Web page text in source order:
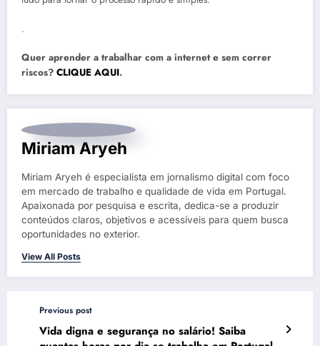
.
Quer aprender a trabalhar com a internet e sem correr
riscos? CLIQUE AQUI.
Miriam Aryeh
Miriam Aryeh é especialista em jornalismo digital com foco
em mercado de trabalho e qualidade de vida em Portugal.
Apaixonada por pesquisa e escrita, dedica-se a produzir
conteúdos claros, objetivos e acessíveis para quem busca
oportunidades no exterior.
View All Posts
Previous post
Vida digna e segurança no salário! Saiba